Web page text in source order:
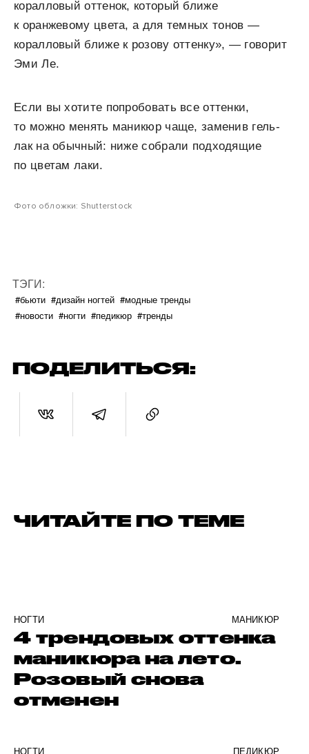
коралловый оттенок, который ближе
к оранжевому цвета, а для темных тонов —
коралловый ближе к розову оттенку», — говорит
Эми Ле.
Если вы хотите попробовать все оттенки,
то можно менять маникюр чаще, заменив гель-
лак на обычный: ниже собрали подходящие
по цветам лаки.
Фото обложки: Shutterstock
ТЭГИ:
#бьюти #дизайн ногтей #модные тренды
#новости #ногти #педикюр #тренды
ПОДЕЛИТЬСЯ:
ЧИТАЙТЕ ПО ТЕМЕ
НОГТИ МАНИКЮР
4 трендовых оттенка
маникюра на лето.
Розовый снова
отменен
НОГТИ ПЕДИКЮР